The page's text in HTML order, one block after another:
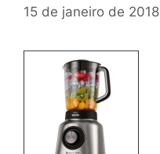
15 de janeiro de 2018